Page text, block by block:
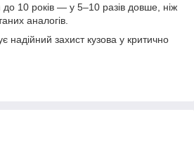
до 10 років — у 5–10 разів довше, ніж
аналогів.
надійний захист кузова у критично